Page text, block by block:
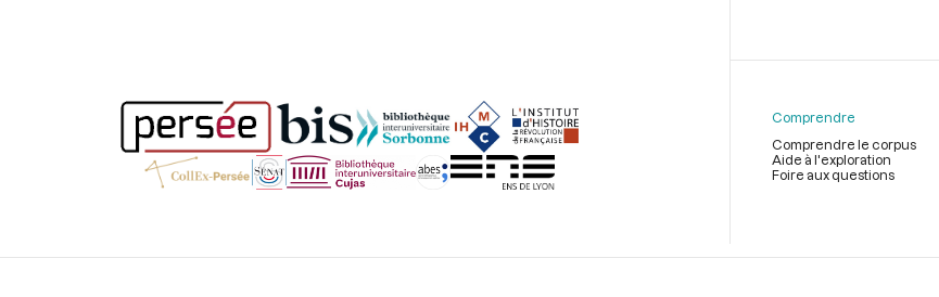
page
Comprendre
Comprendre le corpus
Aide à l'exploration
Foire aux questions
Légal